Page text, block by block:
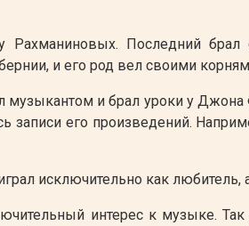
Последний
и его род вел своими
и брал уроки у
записи его произведений.
исключительно как любитель,
интерес к музыке.